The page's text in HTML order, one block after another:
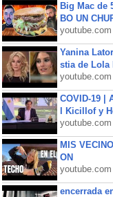
Big Mac de
BO UN
youtube.com
Yanina
stia de Lola
youtube.com
COVID-19 |
l Kicillof y
youtube.com
MIS
ON
youtube.com
encerrada